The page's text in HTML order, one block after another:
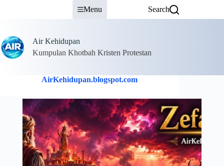
Menu Search
Air Kehidupan
Kumpulan Khotbah Kristen Protestan
AirKehidupan.blogspot.com